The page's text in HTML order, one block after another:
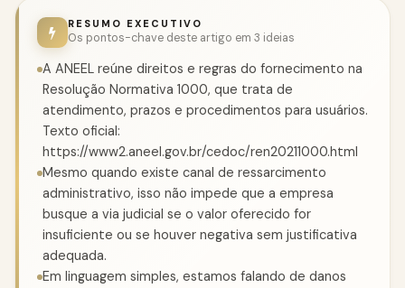
RESUMO EXECUTIVO
Os pontos-chave deste artigo em 3 ideias
A ANEEL reúne direitos e regras do fornecimento na
Resolução Normativa 1000, que trata de
atendimento, prazos e procedimentos para usuários.
Texto oficial:
https://www2.aneel.gov.br/cedoc/ren20211000.html
Mesmo quando existe canal de ressarcimento
administrativo, isso não impede que a empresa
busque a via judicial se o valor oferecido for
insuficiente ou se houver negativa sem justificativa
adequada.
Em linguagem simples, estamos falando de danos